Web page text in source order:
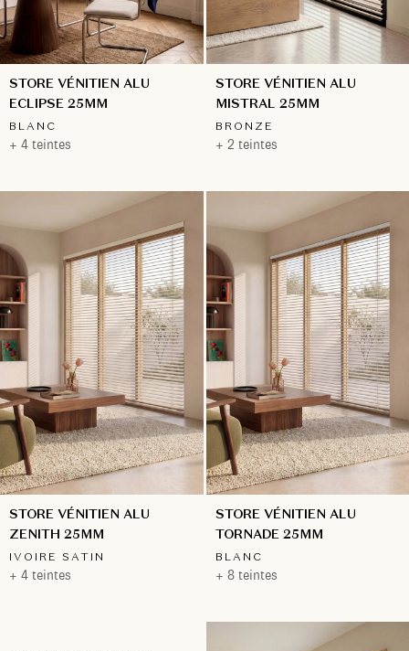
STORE VÉNITIEN ALU
ECLIPSE 25MM
BLANC
+ 4 teintes
STORE VÉNITIEN ALU
MISTRAL 25MM
BRONZE
+ 2 teintes
STORE VÉNITIEN ALU
ZENITH 25MM
IVOIRE SATIN
+ 4 teintes
STORE VÉNITIEN ALU
TORNADE 25MM
BLANC
+ 8 teintes